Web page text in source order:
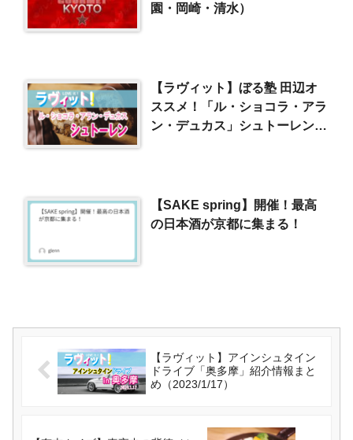
園・岡崎・清水）
【ラヴィット】ぼる塾 田辺オ
ススメ！「ル・ショコラ・アラ
ン・デュカス」シュトーレン
【SAKE spring】開催！最高
の日本酒が京都に集まる！
【ラヴィット】アインシュタイン
ドライブ「奥多摩」紹介情報まと
め（2023/1/17）